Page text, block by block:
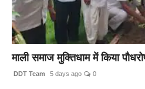
माली समाज मुक्तिधाम में किया
DDT Team 5 days ago 0